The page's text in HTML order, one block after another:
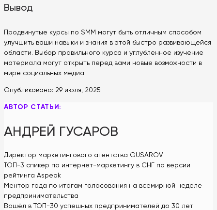
Вывод
Продвинутые курсы по SMM могут быть отличным способом
улучшить ваши навыки и знания в этой быстро развивающейся
области. Выбор правильного курса и углубленное изучение
материала могут открыть перед вами новые возможности в
мире социальных медиа.
Опубликовано: 29 июля, 2025
АВТОР СТАТЬИ:
АНДРЕЙ ГУСАРОВ
Директор маркетингового агентства GUSAROV
ТОП-3 спикер по интернет-маркетингу в СНГ по версии
рейтинга Aspeak
Ментор года по итогам голосования на всемирной неделе
предпринимательства
Вошёл в ТОП-30 успешных предпринимателей до 30 лет